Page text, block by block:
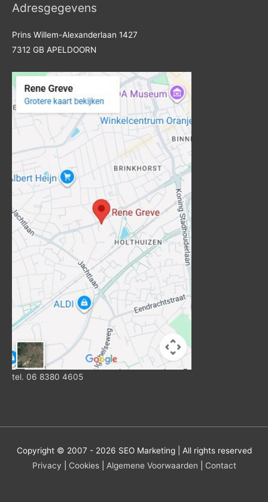
Adresgegevens
Prins Willem-Alexanderlaan 1427
7312 GB APELDOORN
tel. 06 8380 4605
Copyright © 2007 - 2026 SEO Marketing| All rights reserved
Privacy
Cookies| Algemene Voorwaarden Contact